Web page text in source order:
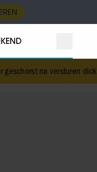
dickpic in